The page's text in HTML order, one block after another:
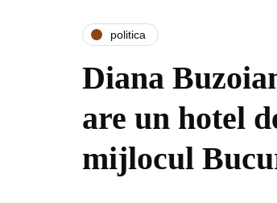
politica
Diana
are un hotel
mijlocul